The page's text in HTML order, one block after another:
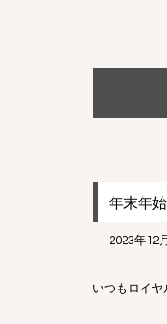
年末年
2023年12
いつもロイ